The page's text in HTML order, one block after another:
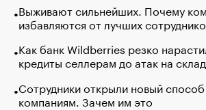
Выживают сильнейших. Почему
избавляются от лучших
Как банк Wildberries резко
кредиты селлерам до атак на
Сотрудники открыли новый
компаниям. Зачем им это